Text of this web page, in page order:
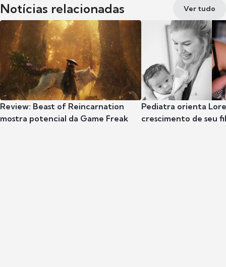
Notícias relacionadas Ver tudo
Review: Beast of Reincarnation
mostra potencial da Game Freak
Pediatra orienta
crescimento de seu